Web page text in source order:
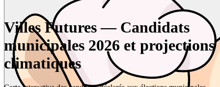
Villes Futures — Candidats
municipales 2026 et projections
climatiques